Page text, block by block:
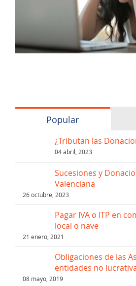
Popular
¿Tributan las
04 abril, 2023
Sucesiones y
Valenciana
26 octubre, 2023
Pagar IVA o ITP en
local o nave
21 enero, 2021
Obligaciones de las
entidades no
08 mayo, 2019